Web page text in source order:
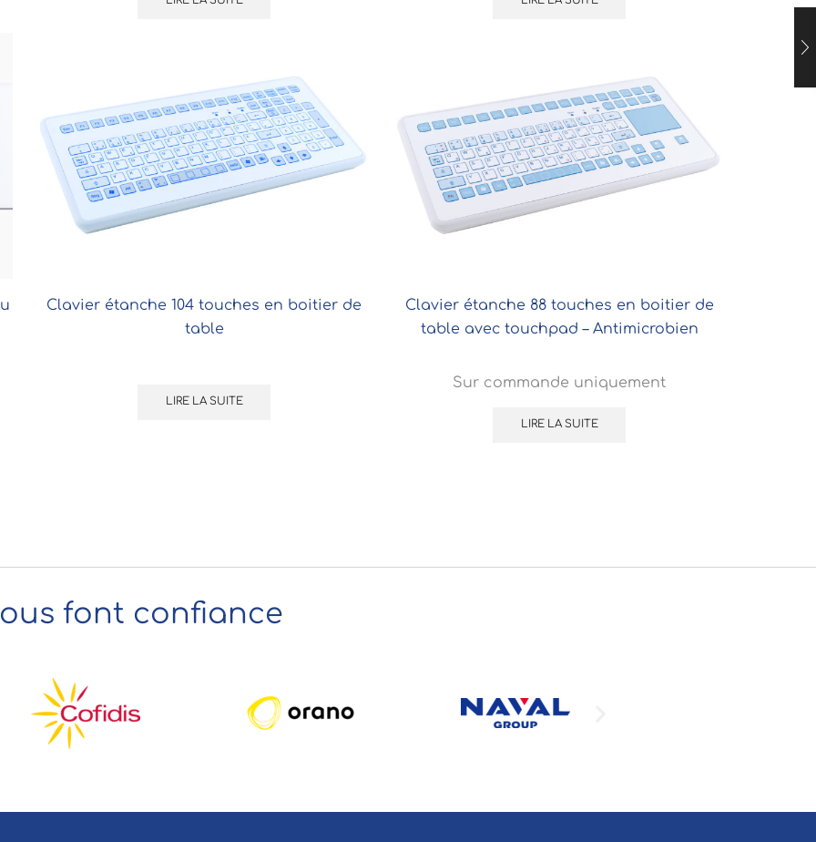
Clavier étanche 104 touches en boitier de
table
LIRE LA SUITE
Clavier étanche 88 touches en boitier de
table avec touchpad – Antimicrobien
Sur commande uniquement
LIRE LA SUITE
font confiance